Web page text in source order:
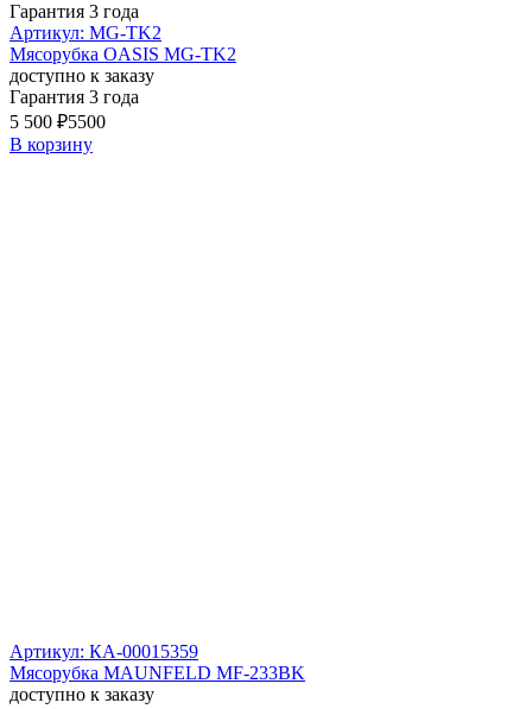
Гарантия 3 года
Артикул: MG-TK2
Мясорубка OASIS MG-TK2
доступно к заказу
Гарантия 3 года
5 500 ₽5500
В корзину
Артикул: КА-00015359
Мясорубка MAUNFELD MF-233BK
доступно к заказу